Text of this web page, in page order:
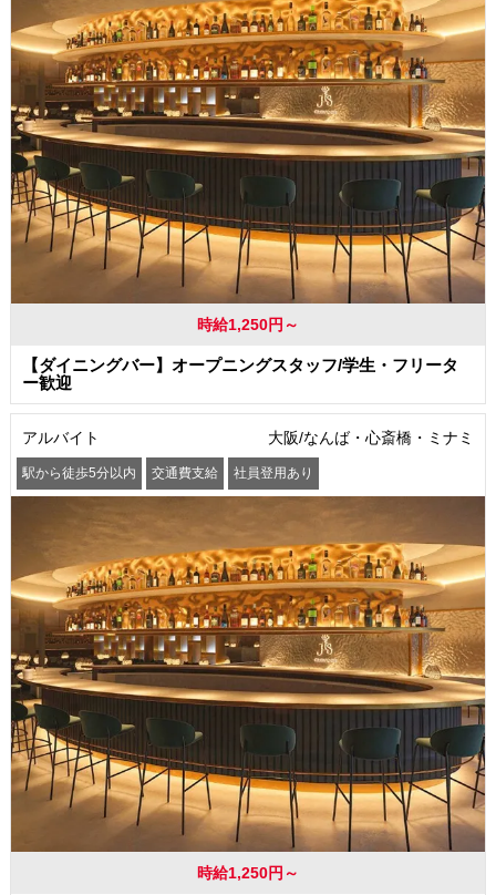
時給1,250円～
【ダイニングバー】オープニングスタッフ/学生・フリータ
ー歓迎
アルバイト 大阪/なんば・心斎橋・ミナミ
駅から徒歩5分以内 交通費支給 社員登用あり
時給1,250円～